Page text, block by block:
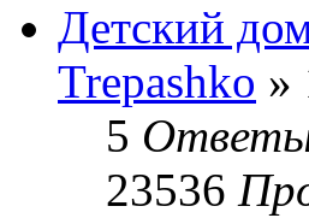
Детский
Trepashko »
5
23536